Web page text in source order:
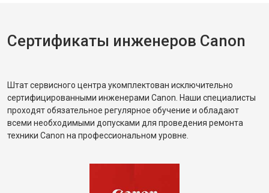
Сертификаты инженеров Canon
Штат сервисного центра укомплектован исключительно
сертифицированными инженерами Canon. Наши специалисты
проходят обязательное регулярное обучение и обладают
всеми необходимыми допусками для проведения ремонта
техники Canon на профессиональном уровне.